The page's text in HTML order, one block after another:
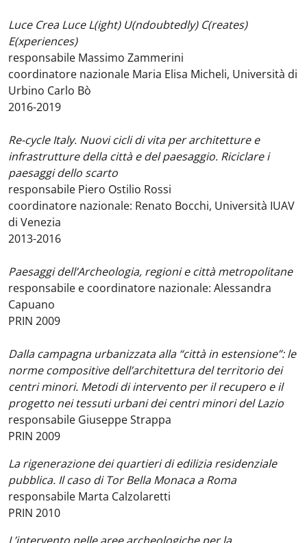
Luce Crea Luce L(ight) U(ndoubtedly) C(reates)
E(xperiences)
responsabile Massimo Zammerini
coordinatore nazionale Maria Elisa Micheli, Università di
Urbino Carlo Bò
2016-2019
Re-cycle Italy. Nuovi cicli di vita per architetture e
infrastrutture della città e del paesaggio. Riciclare i
paesaggi dello scarto
responsabile Piero Ostilio Rossi
coordinatore nazionale: Renato Bocchi, Università IUAV
di Venezia
2013-2016
Paesaggi dell’Archeologia, regioni e città metropolitane
responsabile e coordinatore nazionale: Alessandra
Capuano
PRIN 2009
Dalla campagna urbanizzata alla “città in estensione”: le
norme compositive dell’architettura del territorio dei
centri minori. Metodi di intervento per il recupero e il
progetto nei tessuti urbani dei centri minori del Lazio
responsabile Giuseppe Strappa
PRIN 2009
La rigenerazione dei quartieri di edilizia residenziale
pubblica. Il caso di Tor Bella Monaca a Roma
responsabile Marta Calzolaretti
PRIN 2010